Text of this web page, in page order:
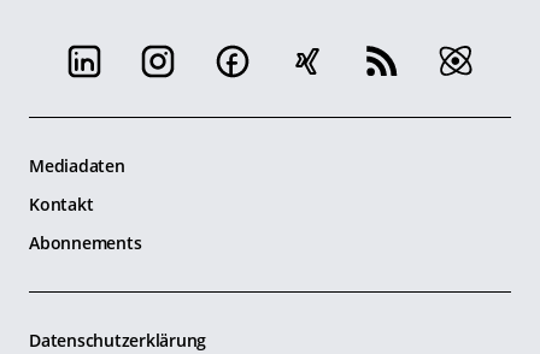
Mediadaten
Kontakt
Abonnements
Datenschutzerklärung